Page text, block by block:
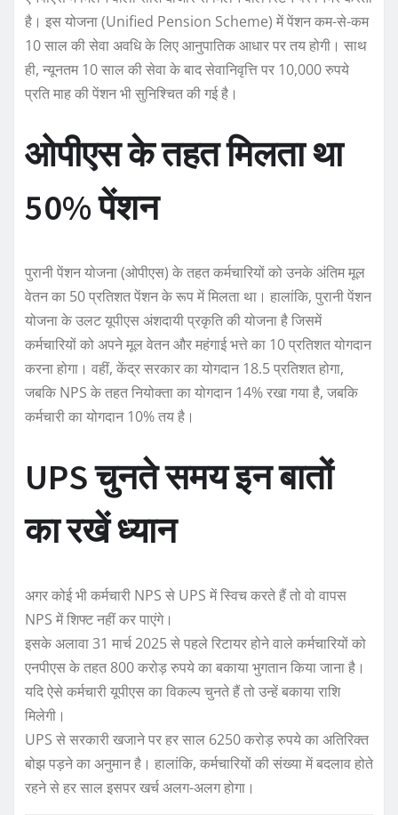
है। इस योजना (Unified Pension Scheme) में पेंशन कम-से-कम
10 साल की सेवा अवधि के लिए आनुपातिक आधार पर तय होगी। साथ
ही, न्यूनतम 10 साल की सेवा के बाद सेवानिवृत्ति पर 10,000 रुपये
प्रति माह की पेंशन भी सुनिश्चित की गई है।
ओपीएस के तहत मिलता था
50% पेंशन
पुरानी पेंशन योजना (ओपीएस) के तहत कर्मचारियों को उनके अंतिम मूल
वेतन का 50 प्रतिशत पेंशन के रूप में मिलता था। हालांकि, पुरानी पेंशन
योजना के उलट यूपीएस अंशदायी प्रकृति की योजना है जिसमें
कर्मचारियों को अपने मूल वेतन और महंगाई भत्ते का 10 प्रतिशत योगदान
करना होगा। वहीं, केंद्र सरकार का योगदान 18.5 प्रतिशत होगा,
जबकि NPS के तहत नियोक्ता का योगदान 14% रखा गया है, जबकि
कर्मचारी का योगदान 10% तय है।
UPS चुनते समय इन बातों
का रखें ध्यान
अगर कोई भी कर्मचारी NPS से UPS में स्विच करते हैं तो वो वापस
NPS में शिफ्ट नहीं कर पाएंगे।
इसके अलावा 31 मार्च 2025 से पहले रिटायर होने वाले कर्मचारियों को
एनपीएस के तहत 800 करोड़ रुपये का बकाया भुगतान किया जाना है।
यदि ऐसे कर्मचारी यूपीएस का विकल्प चुनते हैं तो उन्हें बकाया राशि
मिलेगी।
UPS से सरकारी खजाने पर हर साल 6250 करोड़ रुपये का अतिरिक्त
बोझ पड़ने का अनुमान है। हालांकि, कर्मचारियों की संख्या में बदलाव होते
रहने से हर साल इसपर खर्च अलग-अलग होगा।